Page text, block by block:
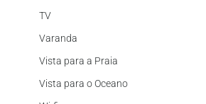
TV
Varanda
Vista para a Praia
Vista para o Oceano